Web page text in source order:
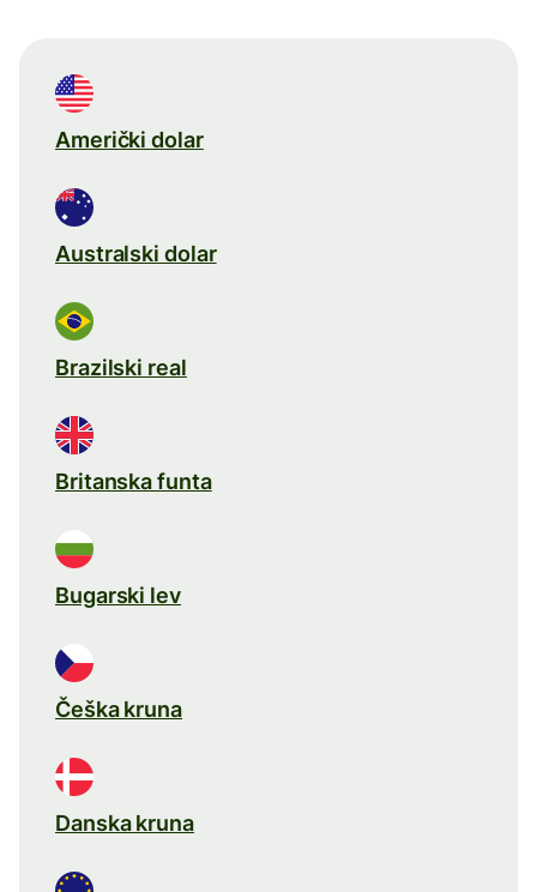
Američki dolar
Australski dolar
Brazilski real
Britanska funta
Bugarski lev
Češka kruna
Danska kruna